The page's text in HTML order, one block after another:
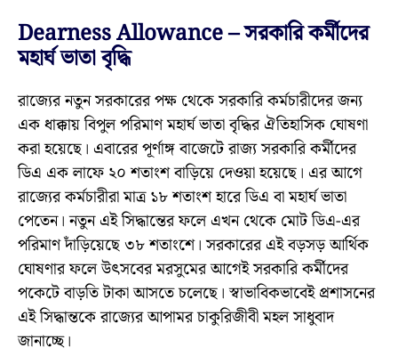
Dearness Allowance – সরকারি কর্মীদের
মহার্ঘ ভাতা বৃদ্ধি
রাজ্যের নতুন সরকারের পক্ষ থেকে সরকারি কর্মচারীদের জন্য
এক ধাক্কায় বিপুল পরিমাণ মহার্ঘ ভাতা বৃদ্ধির ঐতিহাসিক ঘোষণা
করা হয়েছে। এবারের পূর্ণাঙ্গ বাজেটে রাজ্য সরকারি কর্মীদের
ডিএ এক লাফে ২০ শতাংশ বাড়িয়ে দেওয়া হয়েছে। এর আগে
রাজ্যের কর্মচারীরা মাত্র ১৮ শতাংশ হারে ডিএ বা মহার্ঘ ভাতা
পেতেন। নতুন এই সিদ্ধান্তের ফলে এখন থেকে মোট ডিএ-এর
পরিমাণ দাঁড়িয়েছে ৩৮ শতাংশে। সরকারের এই বড়সড় আর্থিক
ঘোষণার ফলে উৎসবের মরসুমের আগেই সরকারি কর্মীদের
পকেটে বাড়তি টাকা আসতে চলেছে। স্বাভাবিকভাবেই প্রশাসনের
এই সিদ্ধান্তকে রাজ্যের আপামর চাকুরিজীবী মহল সাধুবাদ
জানাচ্ছে।